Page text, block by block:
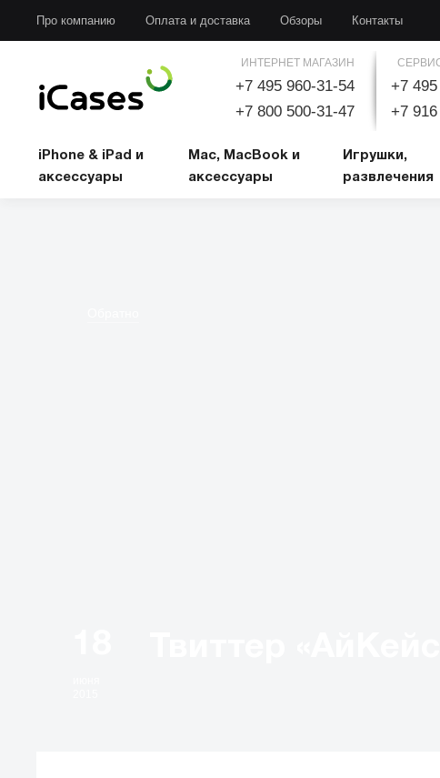
Про компанию Оплата и доставка Обзоры Контакты
ИНТЕРНЕТ МАГАЗИН
+7 495 960-31-54
+7 800 500-31-47
+7
+7
iPhone & iPad и
аксессуары
Mac, MacBook и
аксессуары
Игрушки,
развлечения